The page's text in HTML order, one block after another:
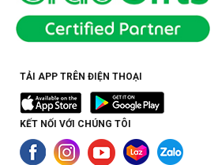
TẢI APP TRÊN ĐIỆN THOẠI
KẾT NỐI VỚI CHÚNG TÔI